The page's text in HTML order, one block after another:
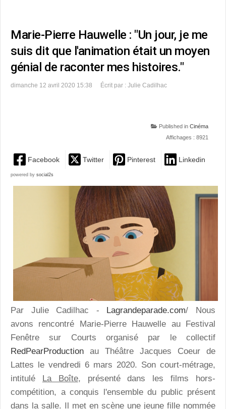
Marie-Pierre Hauwelle : "Un jour, je me
suis dit que l'animation était un moyen
génial de raconter mes histoires."
dimanche 12 avril 2020 15:38 Écrit par : Julie Cadilhac
Published in Cinéma
Affichages : 8921
Facebook Twitter Pinterest Linkedin
powered by social2s
Par Julie Cadilhac - Lagrandeparade.com/ Nous
avons rencontré Marie-Pierre Hauwelle au Festival
Fenêtre sur Courts organisé par le collectif
RedPearProduction au Théâtre Jacques Coeur de
Lattes le vendredi 6 mars 2020. Son court-métrage,
intitulé La Boîte, présenté dans les films hors-
compétition, a conquis l'ensemble du public présent
dans la salle. Il met en scène une jeune fille nommée